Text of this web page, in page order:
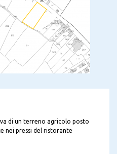
di un terreno agricolo posto
nei pressi del ristorante